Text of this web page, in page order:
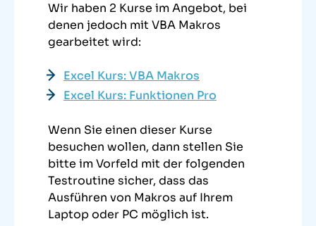
Wir haben 2 Kurse im Angebot, bei
denen jedoch mit VBA Makros
gearbeitet wird:
Excel Kurs: VBA Makros
Excel Kurs: Funktionen Pro
Wenn Sie einen dieser Kurse
besuchen wollen, dann stellen Sie
bitte im Vorfeld mit der folgenden
Testroutine sicher, dass das
Ausführen von Makros auf Ihrem
Laptop oder PC möglich ist.